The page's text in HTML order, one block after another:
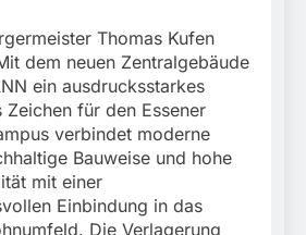
Thomas Kufen
dem neuen Zentralgebäude
ein ausdrucksstarkes
Zeichen für den Essener
verbindet moderne
Bauweise und hohe
mit einer
Einbindung in das
Die Verlagerung